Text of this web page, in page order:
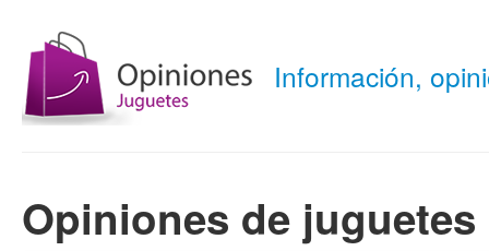
Información,
Opiniones de